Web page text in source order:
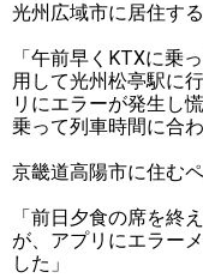
光州広域市に居住す
「午前早くKTXに乗
用して光州松亭駅に
リにエラーが発生し
乗って列車時間に合
京畿道高陽市に住む
「前日夕食の席を終
が、アプリにエラー
した」